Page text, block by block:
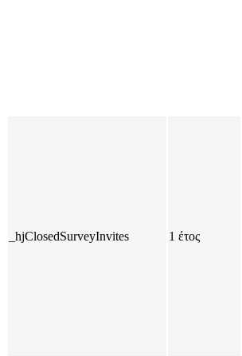
_hjClosedSurveyInvites 1 έτος